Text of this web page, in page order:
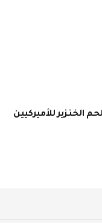
الخنزير للأميركيين